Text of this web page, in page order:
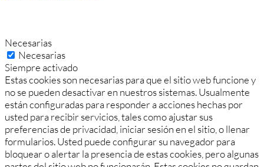
Necesarias
Necesarias
Siempre activado
Estas cookies son necesarias para que el sitio web funcione y
no se pueden desactivar en nuestros sistemas. Usualmente
están configuradas para responder a acciones hechas por
usted para recibir servicios, tales como ajustar sus
preferencias de privacidad, iniciar sesión en el sitio, o llenar
formularios. Usted puede configurar su navegador para
bloquear o alertar la presencia de estas cookies, pero algunas